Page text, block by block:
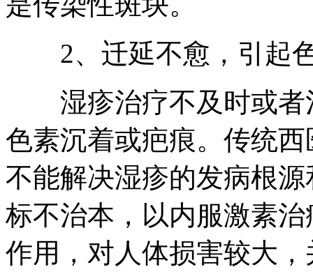
2、迁延不愈，引起
湿疹治疗不及时或者
色素沉着或疤痕。传统
不能解决湿疹的发病根
标不治本，以内服激素
作用，对人体损害较大